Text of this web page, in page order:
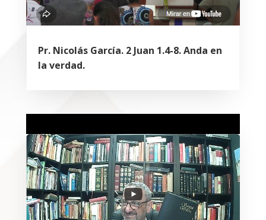
Pr. Nicolás García. 2 Juan 1.4-8. Anda en
la verdad.